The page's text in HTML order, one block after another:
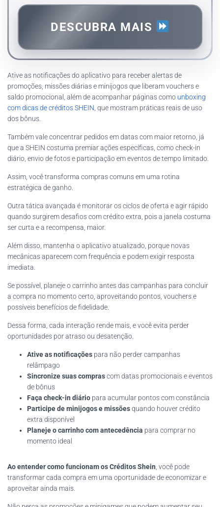
DESCUBRA MAIS
Ative as notificações do aplicativo para receber alertas de
promoções, missões diárias e minijogos que liberam vouchers e
saldo promocional, além de acompanhar páginas como unboxing
com dicas de créditos SHEIN , que mostram práticas reais de uso
dos bônus.
Também vale concentrar pedidos em datas com maior retorno, já
que a SHEIN costuma premiar ações específicas, como check-in
diário, envio de fotos e participação em eventos de tempo limitado.
Assim, você transforma compras comuns em uma rotina
estratégica de ganho.
Outra tática avançada é monitorar os ciclos de oferta e agir rápido
quando surgirem desafios com crédito extra, pois a janela costuma
ser curta e a recompensa, maior.
Além disso, mantenha o aplicativo atualizado, porque novas
mecânicas aparecem com frequência e podem exigir resposta
imediata.
Se possível, planeje o carrinho antes das campanhas para concluir
a compra no momento certo, aproveitando pontos, vouchers e
possíveis benefícios de fidelidade.
Dessa forma, cada interação rende mais, e você evita perder
oportunidades por atraso ou desatenção.
Ative as notificações para não perder campanhas
relâmpago
Sincronize suas comprascom datas promocionais e eventos
de bônus
Faça check-in diário para acumular pontos com constância
Participe de minijogos e missõesquando houver crédito
extra disponível
Planeje o carrinho com antecedência para comprar no
momento ideal
Ao entender como funcionam os Créditos Shein , você pode
transformar cada compra em uma oportunidade de economizar e
aproveitar ainda mais.